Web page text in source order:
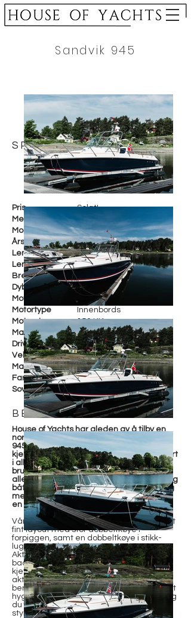
Sandvik 945
SPESIFIKASJON
Pris
Solgt!
Merke
Sandvik
Modell
945
Årsmodell
2012
Lengde i cm
Lengde i fot
34 fot
Bredde
Dybde
Motorfabrikant
Volvo D3-1501-F
Motortype
Innenbords
Motorstr.
150 HK
Maks fart
20 knop
Drivstoff
Diesel
Vekt
4000 kg
Materiale
Glassfiber
Farge
Hvit
Soveplasser
BESKRIVELSE
House of Yachts har gleden av å tilby en
norsk klassiker i god bruksstand! Sandvik
945 er håndlaget i Horten, og
kjennetegnes av robust kvalitet og komfort
i allslags vær. Båtene er meget
brukervennlige og lette å håndtere, med
alle nødvendige fasiliteter for et behagelig
båtliv. I halvplan får du god rekkevidde, og
med hardtop er det sjelden været setter
en stopper for hyggen.
Vårt eksemplar er bygget i 2012, og har et
fint layout med stor dobbeltkøye i
forpiggen, samt en dobbeltkøye i stikk-
lugaren under salongen.
Akter på båten er det en stor og fin
badeplattform, med anker, ankervinsj og
kjettingkasse, samt en solid port inn til
akterdekket/aktersalongen. Romslige
benker og god plass gjør akterdekket til et
hyggelig og fleksibelt oppholdsområde, og
du finner en enkel styreposisjon på
styrbord side.